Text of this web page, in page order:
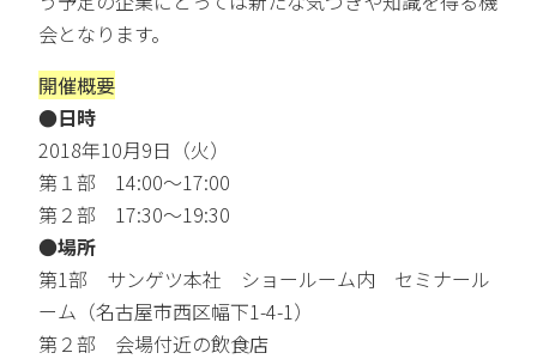
会となります。
開催概要
●日時
2018年10月9日（火）
第１部 14:00～17:00
第２部 17:30～19:30
●場所
第1部 サンゲツ本社 ショールーム内 セミナール
ーム（名古屋市西区幅下1-4-1）
第２部 会場付近の飲食店